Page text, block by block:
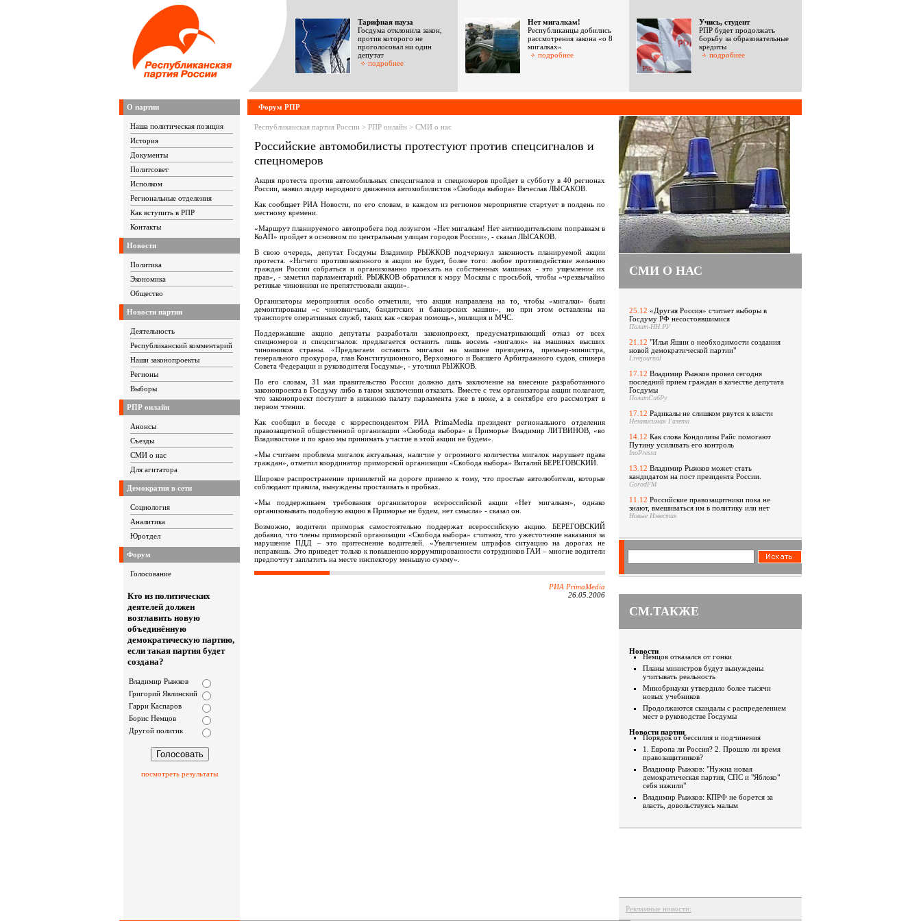
Тарифная пауза
Госдума отклонила закон,
против которого не
проголосовал ни один
депутат
подробнее
Нет мигалкам!
Республиканцы добились
рассмотрения закона «о 8
мигалках»
подробнее
Учись, студент
РПР будет продолжать
борьбу за образовательные
кредиты
подробнее
О партии
Наша политическая позиция
История
Документы
Политсовет
Исполком
Региональные отделения
Как вступить в РПР
Контакты
Новости
Политика
Экономика
Общество
Новости партии
Деятельность
Республиканский комментарий
Наши законопроекты
Регионы
Выборы
РПР онлайн
Анонсы
Съезды
СМИ о нас
Для агитатора
Демократия в сети
Социология
Аналитика
Юротдел
Форум
Голосование
Кто из политических
деятелей должен
возглавить новую
объединённую
демократическую партию,
если такая партия будет
создана?
Владимир Рыжков
Григорий Явлинский
Гарри Каспаров
Борис Немцов
Другой политик
посмотреть результаты
Форум РПР
Республиканская партия России > РПР онлайн > СМИ о нас
Российские автомобилисты протестуют против спецсигналов и
спецномеров
Акция протеста против автомобильных спецсигналов и спецномеров пройдет в субботу в 40 регионах
России, заявил лидер народного движения автомобилистов «Свобода выбора» Вячеслав ЛЫСАКОВ.
Как сообщает РИА Новости, по его словам, в каждом из регионов мероприятие стартует в полдень по
местному времени.
«Маршрут планируемого автопробега под лозунгом «Нет мигалкам! Нет антиводительским поправкам в
КоАП» пройдет в основном по центральным улицам городов России», - сказал ЛЫСАКОВ.
В свою очередь, депутат Госдумы Владимир РЫЖКОВ подчеркнул законность планируемой акции
протеста. «Ничего противозаконного в акции не будет, более того: любое противодействие желанию
граждан России собраться и организованно проехать на собственных машинах - это ущемление их
прав», - заметил парламентарий. РЫЖКОВ обратился к мэру Москвы с просьбой, чтобы «чрезвычайно
ретивые чиновники не препятствовали акции».
Организаторы мероприятия особо отметили, что акция направлена на то, чтобы «мигалки» были
демонтированы «с чиновничьих, бандитских и банкирских машин», но при этом оставлены на
транспорте оперативных служб, таких как «скорая помощь», милиция и МЧС.
Поддержавшие акцию депутаты разработали законопроект, предусматривающий отказ от всех
спецномеров и спецсигналов: предлагается оставить лишь восемь «мигалок» на машинах высших
чиновников страны. «Предлагаем оставить мигалки на машине президента, премьер-министра,
генерального прокурора, глав Конституционного, Верховного и Высшего Арбитражного судов, спикера
Совета Федерации и руководителя Госдумы», - уточнил РЫЖКОВ.
По его словам, 31 мая правительство России должно дать заключение на внесение разработанного
законопроекта в Госдуму либо в таком заключении отказать. Вместе с тем организаторы акции полагают,
что законопроект поступит в нижнюю палату парламента уже в июне, а в сентябре его рассмотрят в
первом чтении.
Как сообщил в беседе с корреспондентом РИА PrimaMedia президент регионального отделения
правозащитной общественной организации «Свобода выбора» в Приморье Владимир ЛИТВИНОВ, «во
Владивостоке и по краю мы принимать участие в этой акции не будем».
«Мы считаем проблема мигалок актуальная, наличие у огромного количества мигалок нарушает права
граждан», отметил координатор приморской организации «Свобода выбора» Виталий БЕРЕГОВСКИЙ.
Широкое распространение привилегий на дороге привело к тому, что простые автолюбители, которые
соблюдают правила, вынуждены простаивать в пробках.
«Мы поддерживаем требования организаторов всероссийской акции «Нет мигалкам», однако
организовывать подобную акцию в Приморье не будем, нет смысла» - сказал он.
Возможно, водители приморья самостоятельно поддержат всероссийскую акцию. БЕРЕГОВСКИЙ
добавил, что члены приморской организации «Свобода выбора» считают, что ужесточение наказания за
нарушение ПДД – это притеснение водителей. «Увеличением штрафов ситуацию на дорогах не
исправишь. Это приведет только к повышению коррумпированности сотрудников ГАИ – многие водители
предпочтут заплатить на месте инспектору меньшую сумму».
РИА PrimaMedia
26.05.2006
СМИ О НАС
25.12 «Другая Россия» считает выборы в
Госдуму РФ несостоявшимися
Полит-НН.РУ
21.12 "Илья Яшин о необходимости создания
новой демократической партии"
Livejournal
17.12 Владимир Рыжков провел сегодня
последний прием граждан в качестве депутата
Госдумы
ПолитСибРу
17.12 Радикалы не слишком рвутся к власти
Независимая Газета
14.12 Как слова Кондолизы Райс помогают
Путину усиливать его контроль
InoPressa
13.12 Владимир Рыжков может стать
кандидатом на пост президента России.
GorodFM
11.12 Российские правозащитники пока не
знают, вмешиваться им в политику или нет
Новые Известия
СМ.ТАКЖЕ
Новости
Немцов отказался от гонки
Планы министров будут вынуждены
учитывать реальность
Минобрнауки утвердило более тысячи
новых учебников
Продолжаются скандалы с распределением
мест в руководстве Госдумы
Новости партии
Порядок от бессилия и подчинения
1. Европа ли Россия? 2. Прошло ли время
правозащитников?
Владимир Рыжков: "Нужна новая
демократическая партия, СПС и "Яблоко"
себя изжили"
Владимир Рыжков: КПРФ не борется за
власть, довольствуясь малым
Рекламные новости: